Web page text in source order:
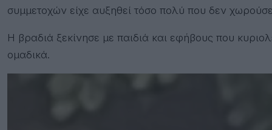
συμμετοχών είχε αυξηθεί τόσο πολύ που δεν
Η βραδιά ξεκίνησε με παιδιά και εφήβους που
ομαδικά.